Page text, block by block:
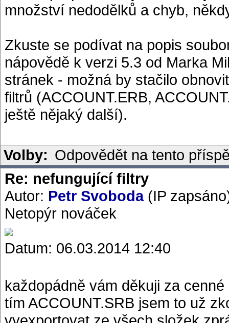
množství nedodělků a chyb,
Zkuste se podívat na popis
nápovědě k verzi 5.3 od Marka
stránek - možná by stačilo
filtrů (ACCOUNT.ERB,
ještě nějaký další).
Volby: Odpovědět na tento
Re: nefungující filtry
Autor: Petr Svoboda(IP
Netopýr nováček
Datum: 06.03.2014 12:40
každopádně vám děkuji za
tím ACCOUNT.SRB jsem to už